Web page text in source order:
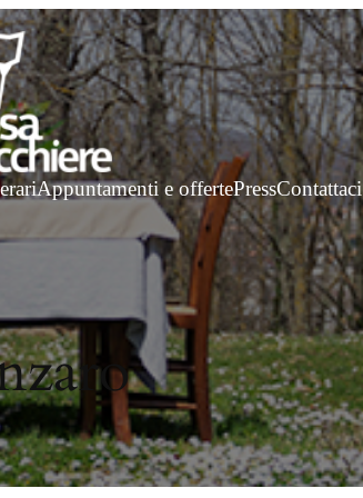
Appuntamenti e offertePressContattaci